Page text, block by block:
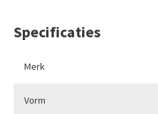
Specificaties
Merk
Vorm